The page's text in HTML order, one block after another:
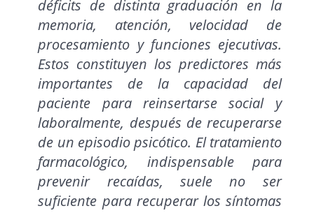
déficits de distinta graduación en la
memoria, atención, velocidad de
procesamiento y funciones ejecutivas.
Estos constituyen los predictores más
importantes de la capacidad del
paciente para reinsertarse social y
laboralmente, después de recuperarse
de un episodio psicótico. El tratamiento
farmacológico, indispensable para
prevenir recaídas, suele no ser
suficiente para recuperar los síntomas